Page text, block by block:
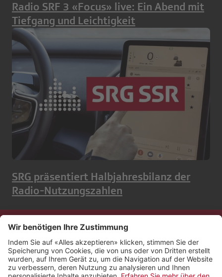
Radio SRF 3 «Focus» live: Ein Abend mit
Tiefgang und Leichtigkeit
SRG präsentiert Halbjahresbilanz der
Radio-Nutzungszahlen
Kontakt
Impressum
Rechtliches